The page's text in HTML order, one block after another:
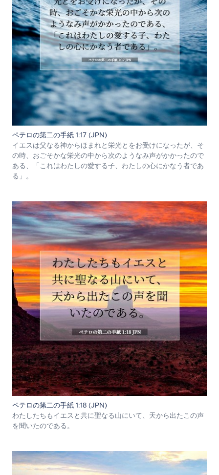
ペテロの第二の手紙 1:17 (JPN)
イエスは父なる神からほまれと栄光とをお受けになったが、そ
の時、おごそかな栄光の中から次のようなみ声がかかったので
ある、「これはわたしの愛する子、わたしの心にかなう者であ
る」。
ペテロの第二の手紙 1:18 (JPN)
わたしたちもイエスと共に聖なる山にいて、天から出たこの声
を聞いたのである。